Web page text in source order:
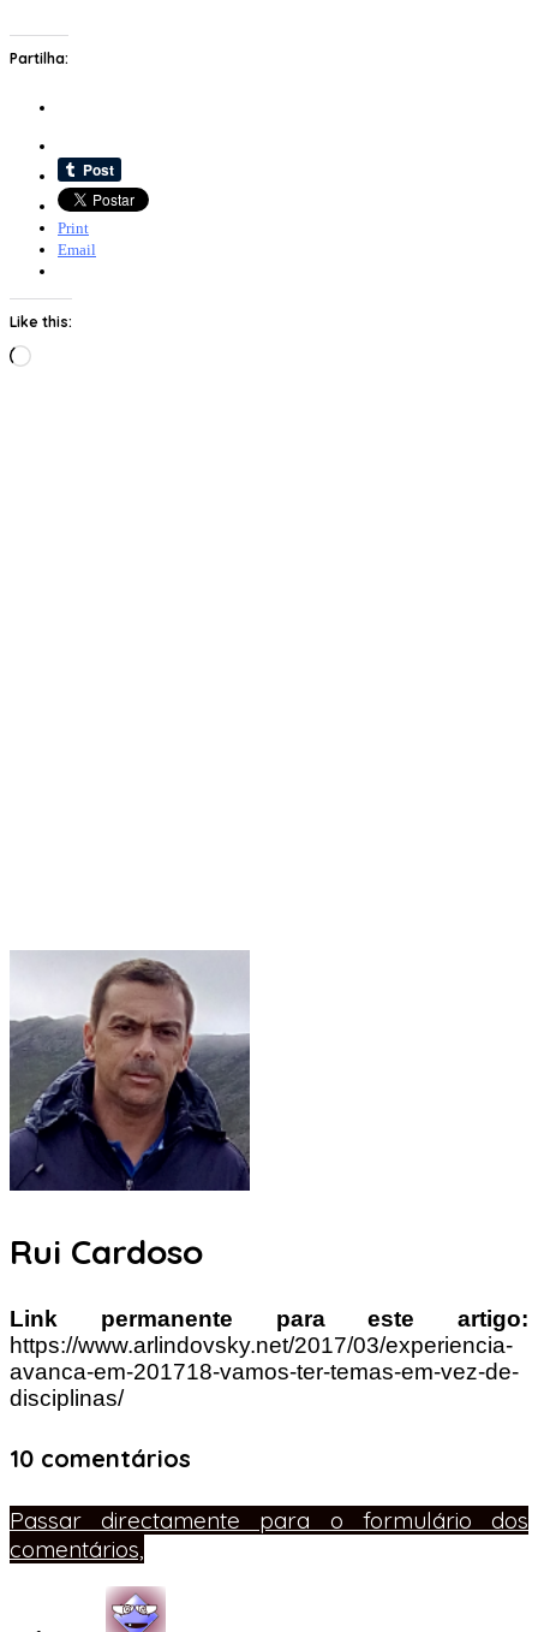
Partilha:
Print
Email
Like this:
Loading…
Rui Cardoso
Link permanente para este artigo:
https://www.arlindovsky.net/2017/03/experiencia-
avanca-em-201718-vamos-ter-temas-em-vez-de-
disciplinas/
10 comentários
Passar directamente para o formulário dos
comentários,